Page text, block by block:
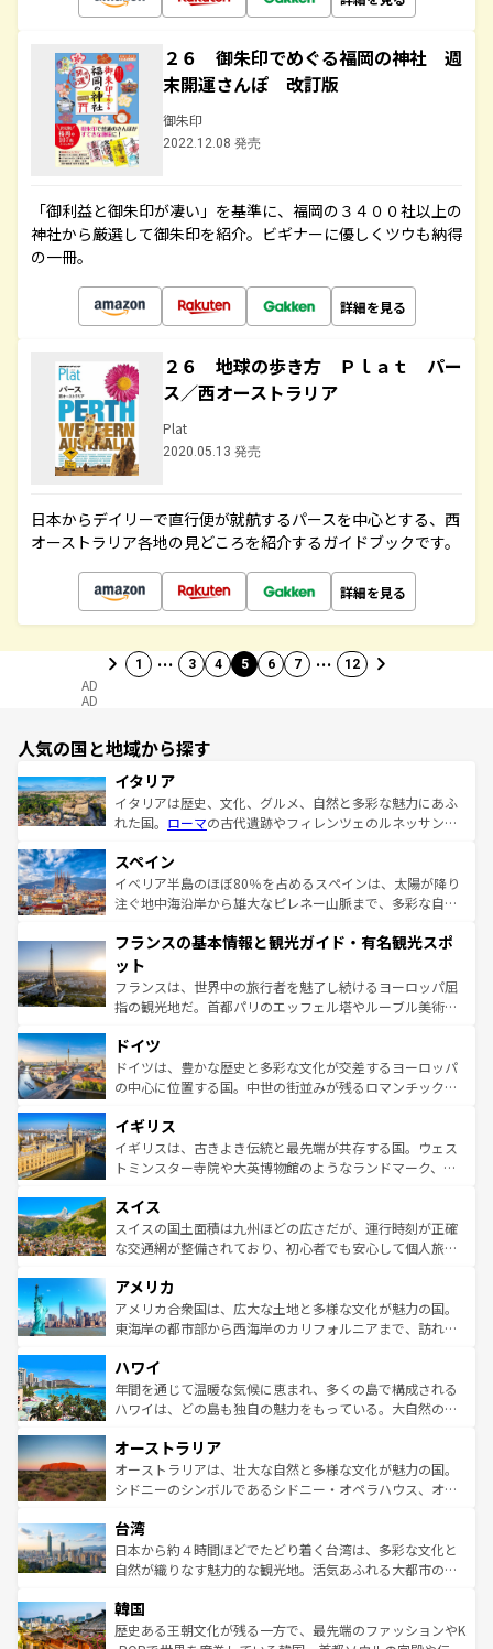
２６ 御朱印でめぐる福岡の神社 週
末開運さんぽ 改訂版
御朱印
2022.12.08 発売
「御利益と御朱印が凄い」を基準に、福岡の３４００社以上の
神社から厳選して御朱印を紹介。ビギナーに優しくツウも納得
の一冊。
詳細を見る
２６ 地球の歩き方 Ｐｌａｔ パー
ス／西オーストラリア
Plat
2020.05.13 発売
日本からデイリーで直行便が就航するパースを中心とする、西
オーストラリア各地の見どころを紹介するガイドブックです。
詳細を見る
1 … 3 4 5 6 7 … 12
AD
AD
人気の国と地域から探す
イタリア
イタリアは歴史、文化、グルメ、自然と多彩な魅力にあふ
れた国。 ローマの古代遺跡やフィレンツェのルネッサンス
ろん、トスカーナの美しい田園風景やアマルフィ海岸の絶
景など、自然景観も見逃せない。観光の合間には、本場の
ピザやパスタなど、絶品のイタリア料理を堪能することも
ませてくれるイタリアで、忘れられない旅をしてみよう！
なお、新着のイタリア情報は
しい。
スペイン
イベリア半島のほぼ80％を占めるスペインは、太陽が降り
注ぐ地中海沿岸から雄大なピレネー山脈まで、多彩な自然
文化が根付くこの国では、情熱的なフラメンコ、熱気あふ
れる闘牛、そして美味しいタパスが生活の一部となってい
る。首都マドリードの洗練された雰囲気や、バルセロナの
アートに溢れた街角から、地方では古代ローマ遺跡や中世
せる。地方によって風土や気候が異なるスペインはその個
性で訪れる人を魅了する。 なお、新着のスペイン情報は コ
ンテンツ一覧を参照してほしい。
フランスの基本情報と観光ガイド・有名観光スポ
ット
フランスは、世界中の旅行者を魅了し続けるヨーロッパ屈
指の観光地だ。首都パリのエッフェル塔やルーブル美術館
で、幅広い魅力が詰まっている。華麗な宮殿、歴史的な大
聖堂、美しいビーチ、そして豊かな自然が、訪れる者を心
から魅了する。また、フランスは美食の国としても知ら
いる。シャンパンの発祥地であるランス、プロヴァンスの
香り高いラベンダー畑など、多彩な楽しみ方が可能だ。さ
らに、パリ以外の地域にも魅力が溢れており、どの街角に
れる地方に足を運ぶとそれぞれで全く異なる文化を体験で
きるだろう。 なお、新着のフランス情報はコンテンツ一覧
を参照してほしい。
ドイツ
ドイツは、豊かな歴史と多彩な文化が交差するヨーロッパ
の中心に位置する国。中世の街並みが残るロマンチック街
顔を持つこの国は、どこを歩いても飽きることがない。ベ
ルリンの文化的活気、バイエルン州のアルプスの絶景、そ
してライン川沿いのワイン畑といった風景は必見。ビール
は、お酒好きな人にはぜひ体験してほしい。 なお、新着の
ドイツ情報はコンテンツ一覧を参照してほしい。
イギリス
イギリスは、古きよき伝統と最先端が共存する国。ウェス
トミンスター寺院や大英博物館のようなランドマーク、歴
リアごとに異なる魅力がある。また、優雅なアフタヌーン
ティー、ビール好きにはたまらない英国パブ、サッカー観
戦など、本場だからこそできる体験も豊富。イギリスを旅
ンツ一覧を参照してほしい。
スイス
スイスの国土面積は九州ほどの広さだが、運行時刻が正確
な交通網が整備されており、初心者でも安心して個人旅行
の建物がそのまま残る町や、スイスならではのユニークな
博物館もあり、アルプス観光だけでなく町歩きも満喫する
ことができる。国民の所得が高いため物価も高いが、旅行
ば市内交通費無料で観光を楽しむこともできる。 なお、新
着のスイス情報はコンテンツ一覧 を参照してほしい。
アメリカ
アメリカ合衆国は、広大な土地と多様な文化が魅力の国。
東海岸の都市部から西海岸のカリフォルニアまで、訪れる
のような巨大都市は、観光、ショッピング、エンターテイ
ンメントが詰まった刺激的なスポットだ。一方、アメリカ
西部には大自然が広がり、グランドキャニオンやイエロー
部のニューオーリンズでは、音楽と美食が融合した独特の
文化が魅力。旅行者はアメリカの各地域で異なる魅力を楽
しみながら、その多様性と豊かな歴史を感じることができ
ならではの贅沢な旅のスタイルだ。 なお、新着のアメリカ
情報はコンテンツ一覧を参照してほしい。
ハワイ
年間を通じて温暖な気候に恵まれ、多くの島で構成される
ハワイは、どの島も独自の魅力をもっている。大自然の神
ワイ島は見逃せない。また、定番の観光地といえばオアフ
島だが、静かな自然を求めるならマウイ島やカウアイ島が
おすすめ。エメラルドグリーンに輝く海をはじめ、豊かな
れるおもてなしの心で訪れる人々を迎えてくれるハワイの
人々、おいしいローカルフードやハワイアンミュージッ
ク、伝統的なフラダンスなど、すべてがハワイの魅力を彩
ワイを、存分に味わってほしい。 なお、新着のハワイ情報
はコンテンツ一覧を参照してほしい。
オーストラリア
オーストラリアは、壮大な自然と多様な文化が魅力の国。
シドニーのシンボルであるシドニー・オペラハウス、オー
リアリーフや大陸中央部にそびえるウルル（エアーズロッ
ク）、タスマニアの美しい原生林やケアンズの熱帯雨林な
ど、見どころがたくさん。また、カフェやワイン、オージ
いる。アクティビティも充実しており、サーフィンやダイ
ビング、ハイキングなど、アウトドア好きにはたまらな
台湾
日本から約４時間ほどでたどり着く台湾は、多彩な文化と
自然が織りなす魅力的な観光地。活気あふれる大都市の台
ン）、静ひつな山岳地帯である台湾東部など、都市の喧騒
と山間の静けさが共存しており、訪れる人に新しい発見と
韓国
歴史ある王朝文化が残る一方で、最先端のファッションやK